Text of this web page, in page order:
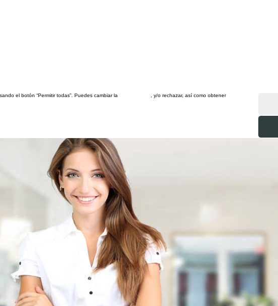
el botón “Permitir todas”. Puedes cambiar la
, y/o rechazar, así como obtener